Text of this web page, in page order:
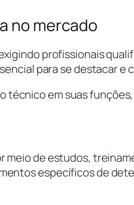
no mercado
profissionais
para se destacar
técnico em suas
de estudos,
específicos de